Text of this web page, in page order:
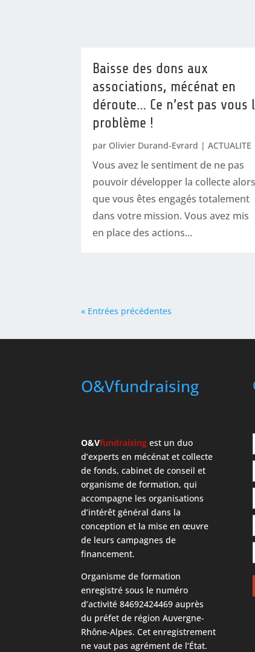
Baisse des dons aux
associations, mécénat en
déroute… Ce n’est pas vous
problème !
par Olivier Durand-Evrard |ACTUALITE
Vous avez le sentiment de ne pas
pouvoir développer la collecte alors
que vous êtes engagés totalement
dans votre mission. Vous avez mis
en place des actions...
« Entrées précédentes
O&Vfundraising
O&Vfundraising est un duo
d’experts en mécénat et collecte
de fonds, cabinet de conseil et
organisme de formation, qui
accompagne les organisations
d’intérêt général dans la
conception et la mise en œuvre
de leurs campagnes de
financement.
Organisme de formation
enregistré sous le numéro
d’activité 84692424469 auprès
du préfet de région Auvergne-
Rhône-Alpes. Cet enregistrement
ne vaut pas agrément de l’État.